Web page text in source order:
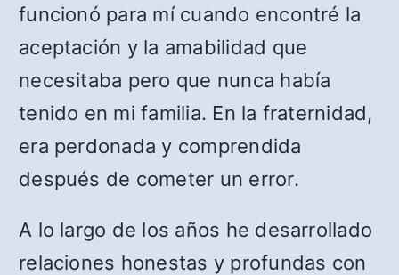
funcionó para mí cuando encontré la
aceptación y la amabilidad que
necesitaba pero que nunca había
tenido en mi familia. En la fraternidad,
era perdonada y comprendida
después de cometer un error.
A lo largo de los años he desarrollado
relaciones honestas y profundas con